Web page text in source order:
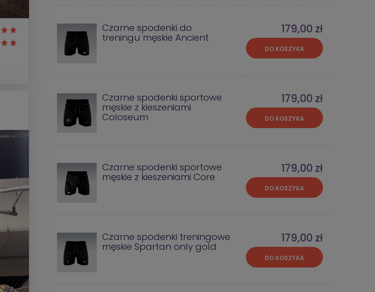
Czarne spodenki do
treningu męskie Ancient
179,00 zł
DO KOSZYKA
Czarne spodenki sportowe
męskie z kieszeniami
Coloseum
179,00 zł
DO KOSZYKA
Czarne spodenki sportowe
męskie z kieszeniami Core
179,00 zł
DO KOSZYKA
Czarne spodenki treningowe
męskie Spartan only gold
179,00 zł
DO KOSZYKA